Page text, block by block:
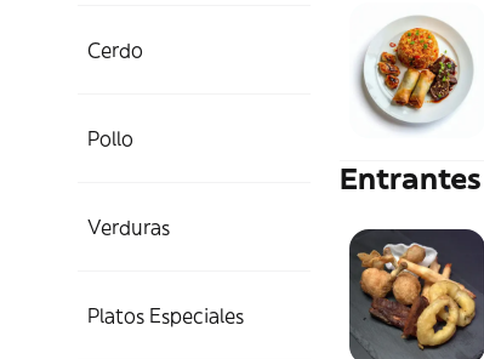
Cerdo
Pollo
Verduras
Platos Especiales
Entrantes